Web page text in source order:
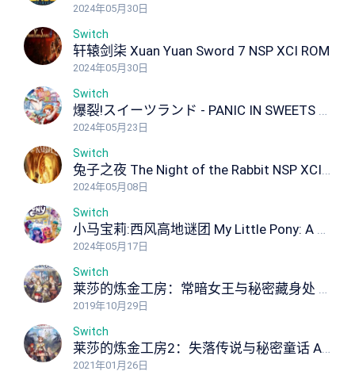
2024年05月30日
Switch
轩辕剑柒 Xuan Yuan Sword 7 NSP XCI ROM
2024年05月30日
Switch
爆裂!スイーツランド - PANIC IN SWEETS LAND Panic in Sweets Land NSP XCI ROM
2024年05月23日
Switch
兔子之夜 The Night of the Rabbit NSP XCI ROM
2024年05月08日
Switch
小马宝莉:西风高地谜团 My Little Pony: A Zephyr Heights Mystery NSP XCI ROM
2024年05月17日
Switch
莱莎的炼金工房：常暗女王与秘密藏身处 Atelier Ryza: Ever Darkness the Secret Hideout NSP XCI ROM
2019年10月29日
Switch
莱莎的炼金工房2：失落传说与秘密童话 Atelier Ryza 2 Lost Legends & the Secret Fairy NSP XCI ROM
2021年01月26日